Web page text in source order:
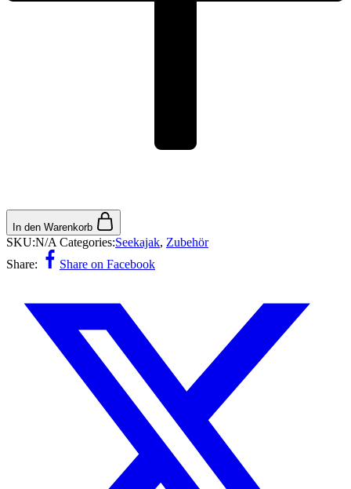
In den Warenkorb
SKU:N/A Categories:Seekajak, Zubehör
Share:
Share on Facebook